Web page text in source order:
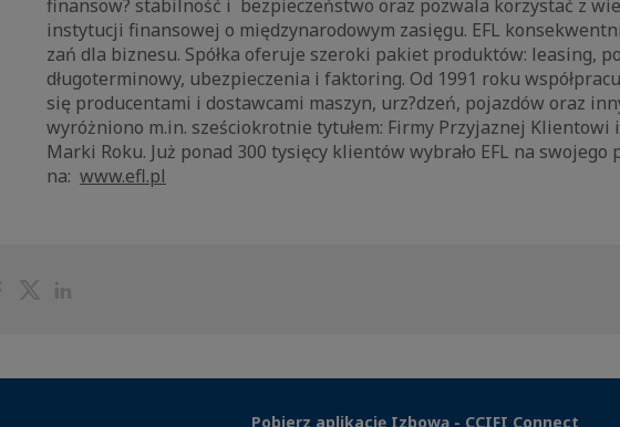
finansow? stabilność i bezpieczeństwo oraz pozwala korzystać z
instytucji finansowej o międzynarodowym zasięgu. EFL
zań dla biznesu. Spółka oferuje szeroki pakiet produktów: leasing,
długoterminowy, ubezpieczenia i faktoring. Od 1991 roku
się producentami i dostawcami maszyn, urz?dzeń, pojazdów oraz
wyróżniono m.in. sześciokrotnie tytułem: Firmy Przyjaznej
Marki Roku. Już ponad 300 tysięcy klientów wybrało EFL na
na: www.efl.pl
ShareShare
Pobierz aplikację Izbową - CCIFI Connect